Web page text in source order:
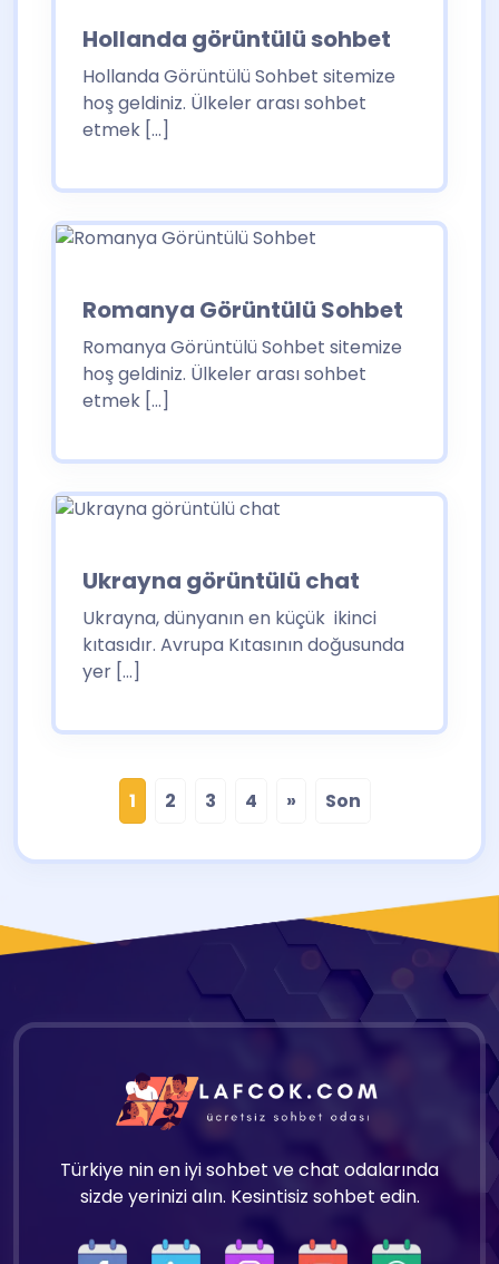
Hollanda görüntülü sohbet
Hollanda Görüntülü Sohbet sitemize
hoş geldiniz. Ülkeler arası sohbet
etmek […]
Romanya Görüntülü Sohbet
Romanya Görüntülü Sohbet sitemize
hoş geldiniz. Ülkeler arası sohbet
etmek […]
Ukrayna görüntülü chat
Ukrayna, dünyanın en küçük ikinci
kıtasıdır. Avrupa Kıtasının doğusunda
yer […]
1 2 3 4 » Son
Türkiye nin en iyi sohbet ve chat odalarında
sizde yerinizi alın. Kesintisiz sohbet edin.